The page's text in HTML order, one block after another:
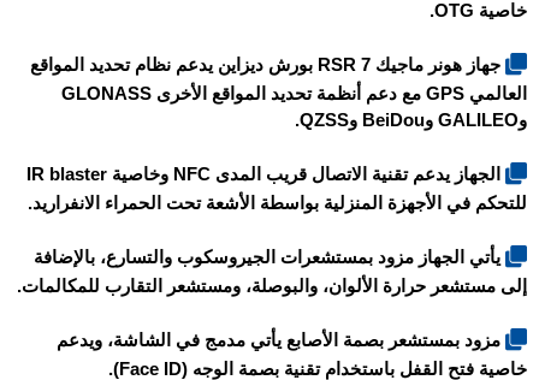
خاصية OTG.
جهاز هونر ماجيك 7 RSR بورش ديزاين يدعم نظام تحديد المواقع
العالمي GPS مع دعم أنظمة تحديد المواقع الأخرى GLONASS
وGALILEO وBeiDou وQZSS.
الجهاز يدعم تقنية الاتصال قريب المدى NFC وخاصية IR blaster
للتحكم في الأجهزة المنزلية بواسطة الأشعة تحت الحمراء الانفراريد.
يأتي الجهاز مزود بمستشعرات الجيروسكوب والتسارع، بالإضافة
إلى مستشعر حرارة الألوان، والبوصلة، ومستشعر التقارب للمكالمات.
مزود بمستشعر بصمة الأصابع يأتي مدمج في الشاشة، ويدعم
خاصية فتح القفل باستخدام تقنية بصمة الوجه (Face ID).